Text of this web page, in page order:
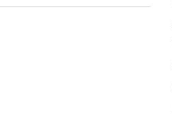
ochronie organizmu. Naskórek,